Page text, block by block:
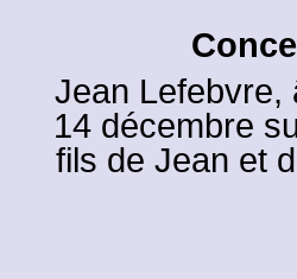
Jean Lefebvre,
14 décembre
fils de Jean et